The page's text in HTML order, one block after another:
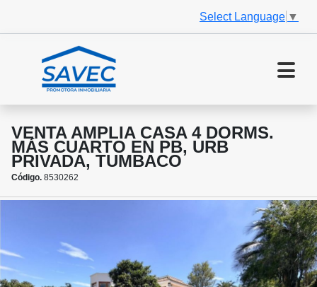
Select Language ▼
VENTA AMPLIA CASA 4 DORMS.
MÁS CUARTO EN PB, URB
PRIVADA, TUMBACO
Código. 8530262